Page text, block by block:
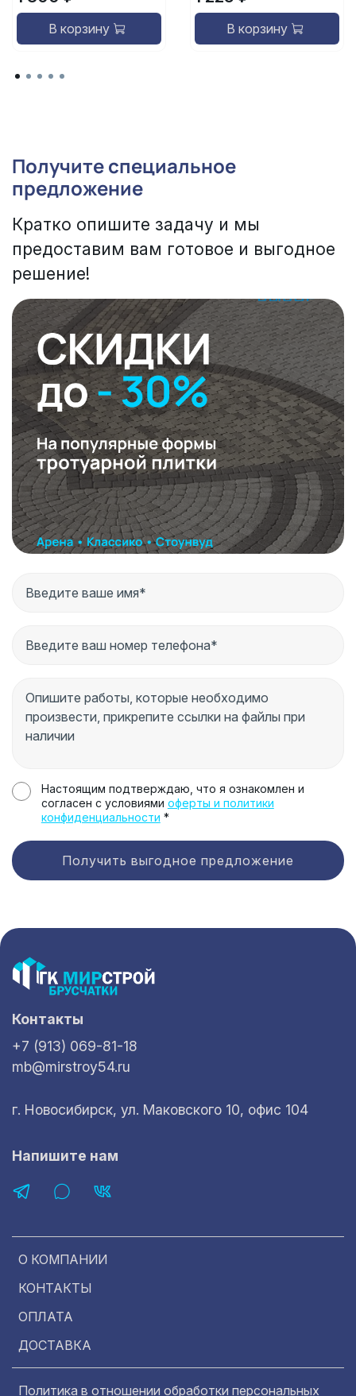
В корзину В корзину
Получите специальное
предложение
Кратко опишите задачу и мы
предоставим вам готовое и выгодное
решение!
Настоящим подтверждаю, что я ознакомлен и
согласен с условиями оферты и политики
конфиденциальности *
Получить выгодное предложение
О КОМПАНИИ
КОНТАКТЫ
ОПЛАТА
ДОСТАВКА
Политика в отношении обработки персональных
Контакты
+7 (913) 069-81-18
mb@mirstroy54.ru
г. Новосибирск, ул. Маковского 10, офис 104
Напишите нам